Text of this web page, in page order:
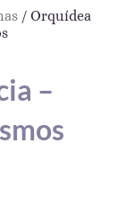
/ Orquídea
–